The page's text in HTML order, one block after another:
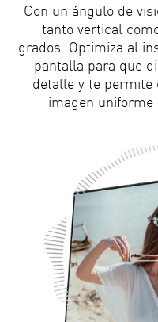
Con un ángulo de
tanto vertical
grados. Optimiza al
pantalla para que
detalle y te permite
imagen uniforme